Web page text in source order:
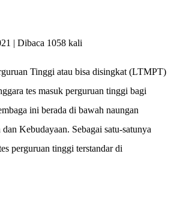
| Dibaca 1058 kali
Tinggi atau bisa disingkat (LTMPT)
tes masuk perguruan tinggi bagi
ini berada di bawah naungan
Kebudayaan. Sebagai satu-satunya
perguruan tinggi terstandar di